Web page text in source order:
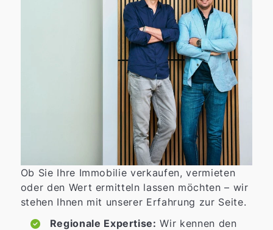
Ob Sie Ihre Immobilie verkaufen, vermieten
oder den Wert ermitteln lassen möchten – wir
stehen Ihnen mit unserer Erfahrung zur Seite.
Regionale Expertise: Wir kennen den